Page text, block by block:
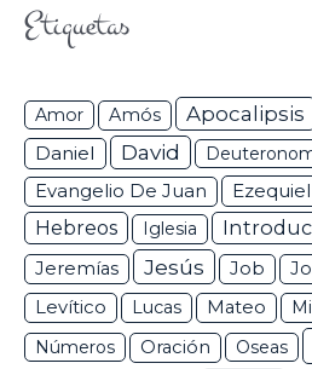
Etiquetas
Amor Amós Apocalipsis
Daniel David
Evangelio De Juan Ezequiel
Hebreos
Iglesia
Jeremías Jesús Job
Levítico
Lucas Mateo
Números Oración Oseas